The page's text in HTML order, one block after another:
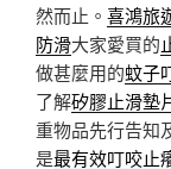
然而止。 喜鴻旅
防滑大家愛買的
做甚麼用的蚊子
了解矽膠止滑墊
重物品先行告知
是最有效叮咬止